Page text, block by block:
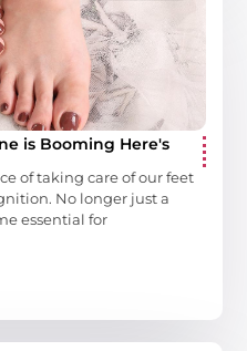
is Booming Here's
of taking care of our feet
No longer just a
essential for